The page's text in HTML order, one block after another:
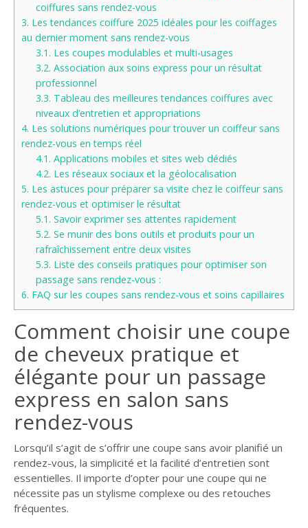
coiffures sans rendez-vous
3. Les tendances coiffure 2025 idéales pour les coiffages
au dernier moment sans rendez-vous
3.1. Les coupes modulables et multi-usages
3.2. Association aux soins express pour un résultat
professionnel
3.3. Tableau des meilleures tendances coiffures avec
niveaux d’entretien et appropriations
4. Les solutions numériques pour trouver un coiffeur sans
rendez-vous en temps réel
4.1. Applications mobiles et sites web dédiés
4.2. Les réseaux sociaux et la géolocalisation
5. Les astuces pour préparer sa visite chez le coiffeur sans
rendez-vous et optimiser le résultat
5.1. Savoir exprimer ses attentes rapidement
5.2. Se munir des bons outils et produits pour un
rafraîchissement entre deux visites
5.3. Liste des conseils pratiques pour optimiser son
passage sans rendez-vous :
6. FAQ sur les coupes sans rendez-vous et soins capillaires
Comment choisir une coupe
de cheveux pratique et
élégante pour un passage
express en salon sans
rendez-vous
Lorsqu’il s’agit de s’offrir une coupe sans avoir planifié un
rendez-vous, la simplicité et la facilité d’entretien sont
essentielles. Il importe d’opter pour une coupe qui ne
nécessite pas un stylisme complexe ou des retouches
fréquentes.